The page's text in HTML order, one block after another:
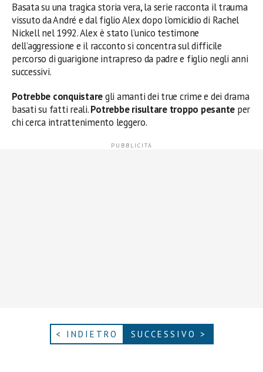
Basata su una tragica storia vera, la serie racconta il trauma
vissuto da André e dal figlio Alex dopo l’omicidio di Rachel
Nickell nel 1992. Alex è stato l’unico testimone
dell’aggressione e il racconto si concentra sul difficile
percorso di guarigione intrapreso da padre e figlio negli anni
successivi.
Potrebbe conquistaregli amanti dei true crime e dei drama
basati su fatti reali.Potrebbe risultare troppo pesante per
chi cerca intrattenimento leggero.
< INDIETRO SUCCESSIVO >